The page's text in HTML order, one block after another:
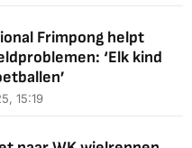
Frimpong helpt
‘Elk kind
15:19